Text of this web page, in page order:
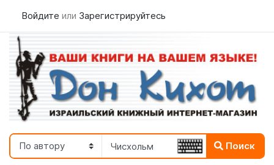
Войдите или Зарегистрируйтесь
Поиск